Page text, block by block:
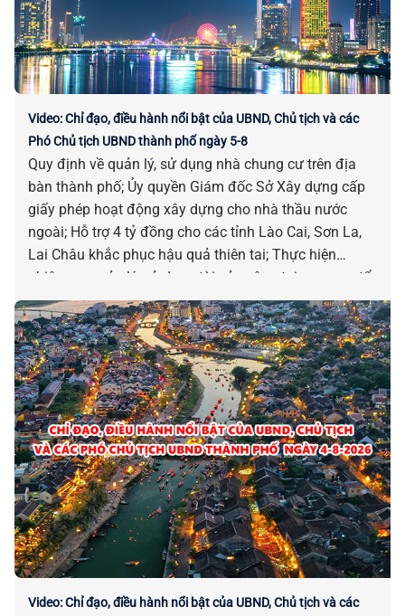
Video: Chỉ đạo, điều hành nổi bật của UBND, Chủ tịch và các
Phó Chủ tịch UBND thành phố ngày 5-8
Quy định về quản lý, sử dụng nhà chung cư trên địa
bàn thành phố; Ủy quyền Giám đốc Sở Xây dựng cấp
giấy phép hoạt động xây dựng cho nhà thầu nước
ngoài; Hỗ trợ 4 tỷ đồng cho các tỉnh Lào Cai, Sơn La,
Lai Châu khắc phục hậu quả thiên tai; Thực hiện
nhiệm vụ quản lý, sử dụng tài sản công tại cơ quan, tổ
chức, đơn vị; Danh mục 04 quy trình nội bộ giải quyết
thủ tục hành chính lĩnh vực Phát thanh truyền hình và
thông tin điện tử…là những chỉ đạo điều hành nổi bật
của UBND, Chủ tịch và các Phó Chủ tịch UBND thành
phố ngày 05-8.
Video: Chỉ đạo, điều hành nổi bật của UBND, Chủ tịch và các